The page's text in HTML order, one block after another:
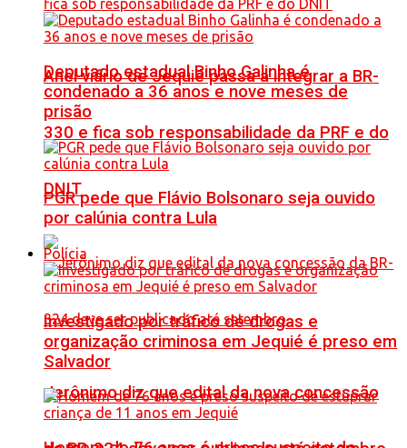
Anel viário de Jequié passa a integrar a BR-
330 e fica sob responsabilidade da PRF e do
DNIT
Jerônimo diz que edital da nova concessão
Deputado estadual Binho Galinha é
condenado a 36 anos e nove meses de
prisão
PGR pede que Flávio Bolsonaro seja ouvido
por calúnia contra Lula
Polícia
Investigado por tráfico de drogas e
organização criminosa em Jequié é preso em
Salvador